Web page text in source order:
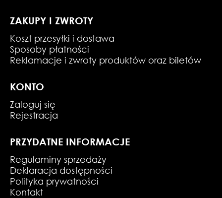
ZAKUPY I ZWROTY
Koszt przesyłki i dostawa
Sposoby płatności
Reklamacje i zwroty produktów oraz biletów
KONTO
Zaloguj się
Rejestracja
PRZYDATNE INFORMACJE
Regulaminy sprzedaży
Deklaracja dostępności
Polityka prywatności
Kontakt